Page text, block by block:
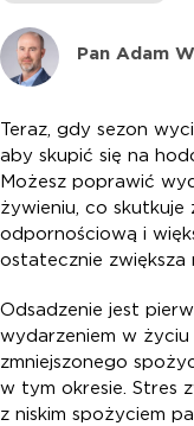
Pan Adam
Teraz, gdy sezon
aby skupić się na
Możesz poprawić
żywieniu, co skutkuje
odpornościową i
ostatecznie zwiększa
Odsadzenie jest
wydarzeniem w
zmniejszonego
w tym okresie. Stres
z niskim spożyciem